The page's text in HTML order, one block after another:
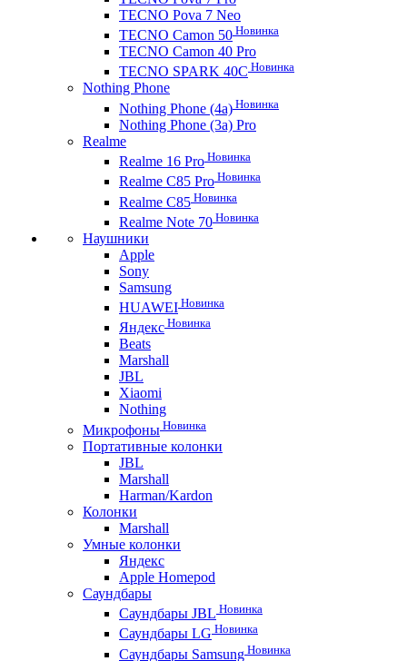
TECNO Pova 7 Neo
TECNO Camon 50 Новинка
TECNO Camon 40 Pro
TECNO SPARK 40C Новинка
Nothing Phone
Nothing Phone (4a) Новинка
Nothing Phone (3a) Pro
Realme
Realme 16 Pro Новинка
Realme C85 Pro Новинка
Realme C85 Новинка
Realme Note 70 Новинка
Наушники
Apple
Sony
Samsung
HUAWEI Новинка
Яндекс Новинка
Beats
Marshall
JBL
Xiaomi
Nothing
Микрофоны Новинка
Портативные колонки
JBL
Marshall
Harman/Kardon
Колонки
Marshall
Умные колонки
Яндекс
Apple Homepod
Саундбары
Саундбары JBL Новинка
Саундбары LG Новинка
Саундбары Samsung Новинка